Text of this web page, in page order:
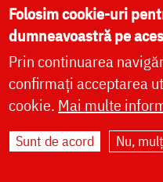
Cuvinte ale autorului
Locuri de pelerinaj
Realizat de
Folosim cookie-uri
dumneavoastră pe
Prin continuarea
confirmați acceptarea
cookie. Mai multe
Sunt de acord Nu,